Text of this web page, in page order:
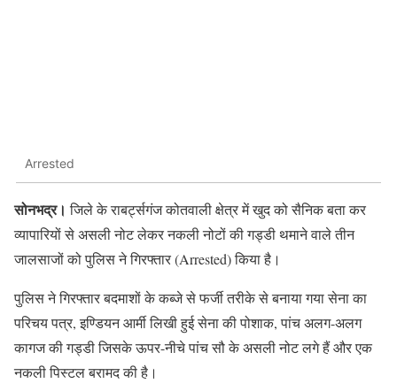
Arrested
सोनभद्र। जिले के राबर्ट्सगंज कोतवाली क्षेत्र में खुद को सैनिक बता कर
व्यापारियों से असली नोट लेकर नकली नोटों की गड्डी थमाने वाले तीन
जालसाजों को पुलिस ने गिरफ्तार (Arrested) किया है।
पुलिस ने गिरफ्तार बदमाशों के कब्जे से फर्जी तरीके से बनाया गया सेना का
परिचय पत्र, इण्डियन आर्मी लिखी हुई सेना की पोशाक, पांच अलग-अलग
कागज की गड्डी जिसके ऊपर-नीचे पांच सौ के असली नोट लगे हैं और एक
नकली पिस्टल बरामद की है।